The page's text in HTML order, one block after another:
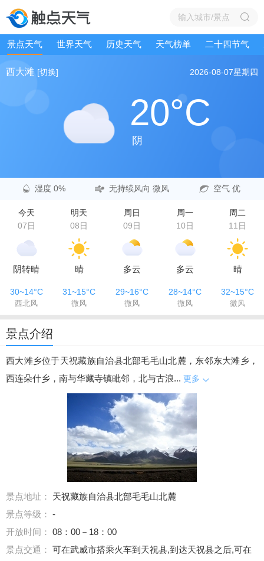
景点天气 世界天气 历史天气 天气榜单 二十四节气
西大滩 [切换] 2026-08-07星期四
20°C
阴
湿度 0% 无持续风向 微风 空气 优
今天
07日
明天
08日
周日
09日
周一
10日
周二
11日
阴转晴 晴 多云 多云 晴
30~14°C 31~15°C 29~16°C 28~14°C 32~15°C
西北风 微风 微风 微风 微风
景点介绍
西大滩乡位于天祝藏族自治县北部毛毛山北麓，东邻东大滩乡，
西连朵什乡，南与华藏寺镇毗邻，北与古浪... 更多
景点地址：
天祝藏族自治县北部毛毛山北麓
景点等级： -
开放时间： 08：00－18：00
景点交通： 可在武威市搭乘火车到天祝县,到达天祝县之后,可在